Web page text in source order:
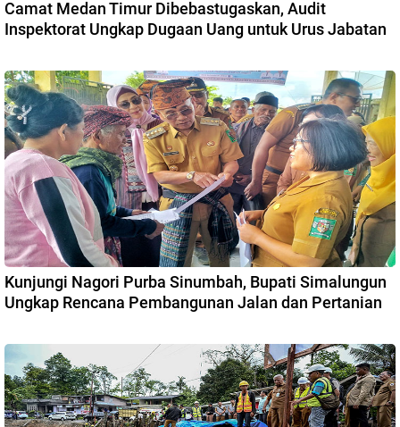
Camat Medan Timur Dibebastugaskan, Audit
Inspektorat Ungkap Dugaan Uang untuk Urus Jabatan
Kunjungi Nagori Purba Sinumbah, Bupati Simalungun
Ungkap Rencana Pembangunan Jalan dan Pertanian